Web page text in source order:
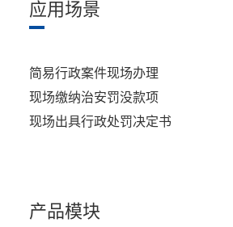
应用场景
简易行政案件现场办理
现场缴纳治安罚没款项
现场出具行政处罚决定书
产品模块